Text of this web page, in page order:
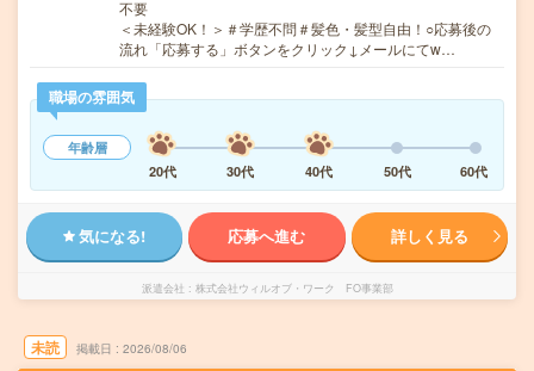
不要
＜未経験OK！＞＃学歴不問＃髪色・髪型自由！○応募後の
流れ「応募する」ボタンをクリック↓メールにてw…
職場の雰囲気
年齢層
20代
30代 40代 50代 60代
気になる! 応募へ進む 詳しく見る
派遣会社 株式会社ウィルオブ・ワーク FO事業部
未読 掲載日 2026/08/06